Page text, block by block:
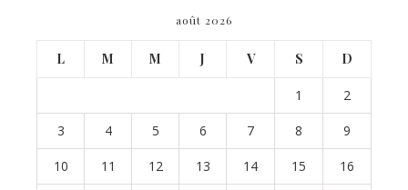
août 2026
L M M J V S D
1 2
3 4 5 6 7 8 9
10 11 12 13 14 15 16